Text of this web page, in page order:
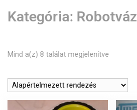
Kategória: Robotváz
Mind a(z) 8 találat megjelenítve